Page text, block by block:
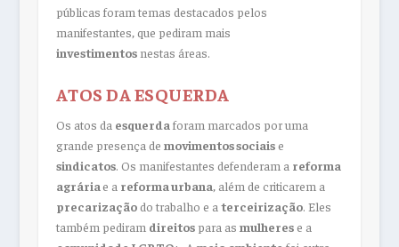
públicas foram temas destacados pelos
manifestantes, que pediram mais
investimentosnestas áreas.
ATOS DA ESQUERDA
Os atos da esquerda foram marcados por uma
grande presença de movimentos sociaise
sindicatos. Os manifestantes defenderam a reforma
agráriae a reforma urbana, além de criticarem a
precarizaçãodo trabalho e a terceirização. Eles
também pediram direitospara as mulherese a